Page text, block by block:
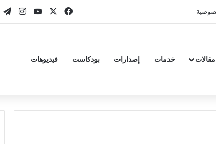
فيسبوك ‫YouTube
مقالات خدمات إصدارات بودكاست فيديوهات